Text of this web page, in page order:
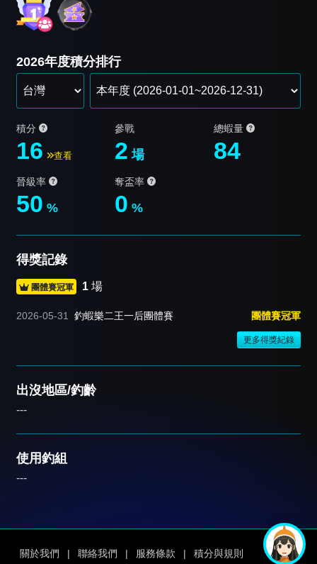
2026年度積分排行
積分
16 查看
參戰
2場
總蝦量
84
晉級率
50%
奪盃率
0 %
得獎記錄
團體賽冠軍 1 場
2026-05-31 釣蝦樂二王一后團體賽 團體賽冠軍
更多得獎紀錄
出沒地區/釣齡
---
使用釣組
---
關於我們 | 聯絡我們 | 服務條款 | 積分與規則